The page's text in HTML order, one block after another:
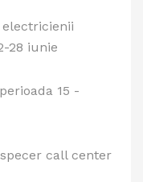
28 iunie
15 -
call center